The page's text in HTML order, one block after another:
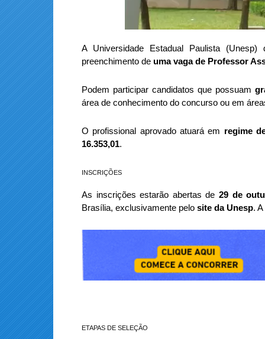
A Universidade Estadual Paulista
preenchimento de uma vaga de Professor
Podem participar candidatos que possuam
área de conhecimento do concurso ou em
O profissional aprovado atuará em regime
16.353,01.
INSCRIÇÕES
As inscrições estarão abertas de 29 de
Brasília, exclusivamente pelo site da Unesp.
ETAPAS DE SELEÇÃO